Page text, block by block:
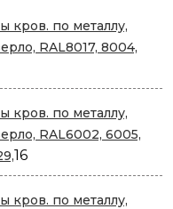
кров. по металлу,
RAL8017, 8004,
кров. по металлу,
RAL6002, 6005,
1616
товаров
кров. по металлу,